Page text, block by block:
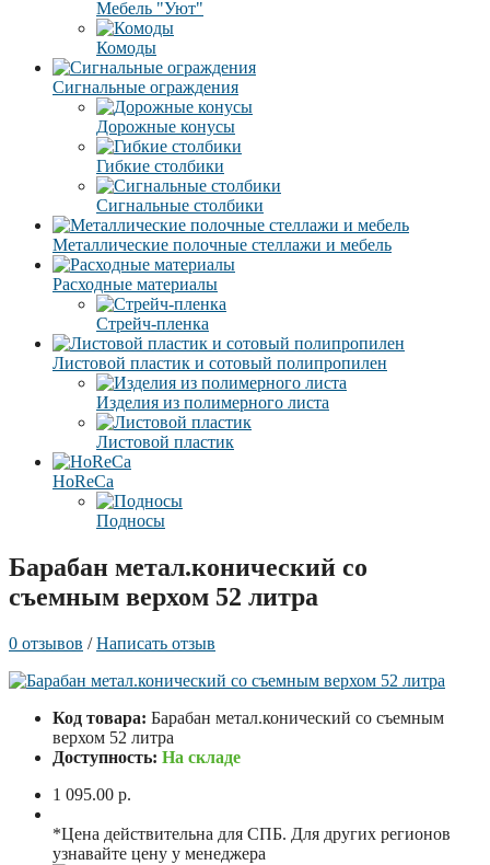
Мебель "Уют"
Комоды
Сигнальные ограждения
Дорожные конусы
Гибкие столбики
Сигнальные столбики
Металлические полочные стеллажи и мебель
Расходные материалы
Стрейч-пленка
Листовой пластик и сотовый полипропилен
Изделия из полимерного листа
Листовой пластик
HoReCa
Подносы
Барабан метал.конический со
съемным верхом 52 литра
0 отзывов /Написать отзыв
Код товара: Барабан метал.конический со съемным
верхом 52 литра
Доступность: На складе
1 095.00 р.
*Цена действительна для СПБ. Для других регионов
узнавайте цену у менеджера